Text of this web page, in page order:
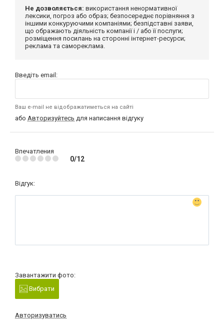
Не дозволяється: використання ненормативної
лексики, погроз або образ; безпосереднє порівняння з
іншими конкуруючими компаніями; безпідставні заяви,
що ображають діяльність компанії і / або її послуги;
розміщення посилань на сторонні інтернет-ресурси;
реклама та самореклама.
Введіть email:
Ваш e-mail не відображатиметься на сайті
або Авторизуйтесь для написання відгуку
Впечатления
0/12
Відгук:
Завантажити фото:
Вибрати
Авторизуватись